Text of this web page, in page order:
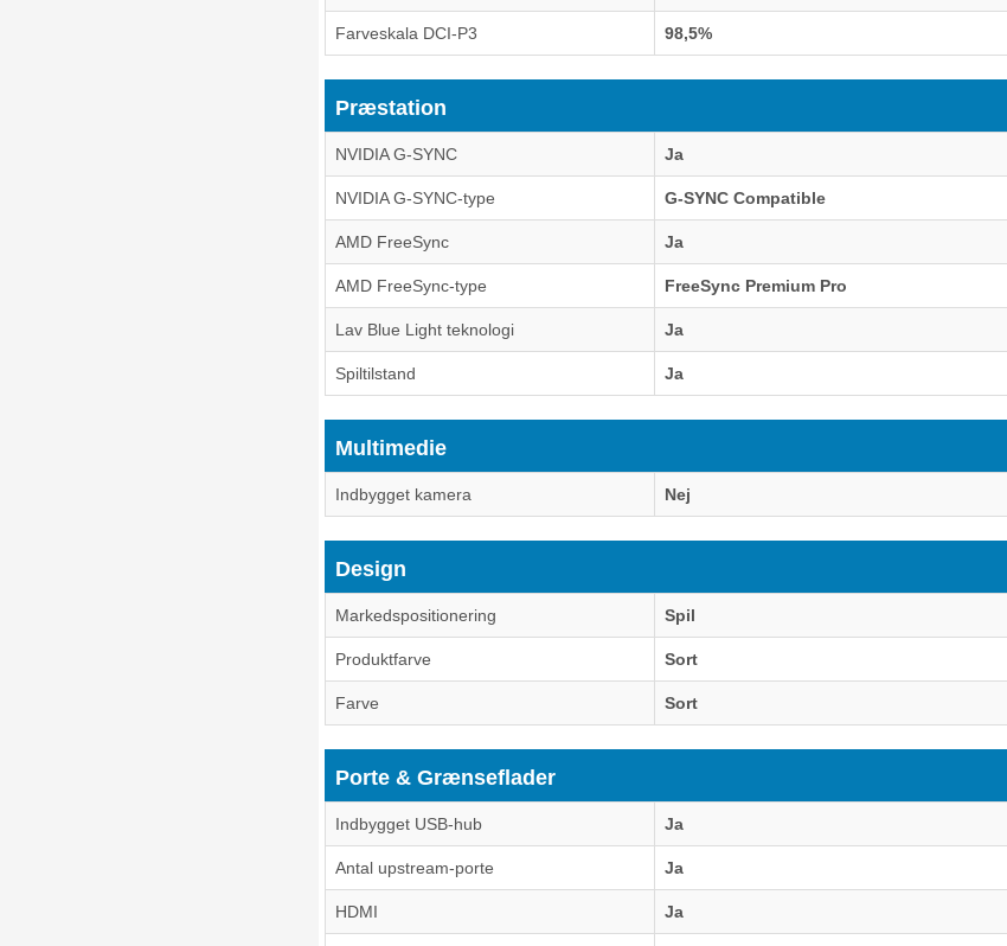
Farveskala DCI-P3 98,5%
Præstation
NVIDIA G-SYNC Ja
NVIDIA G-SYNC-type G-SYNC Compatible
AMD FreeSync Ja
AMD FreeSync-type FreeSync Premium Pro
Lav Blue Light teknologi Ja
Spiltilstand Ja
Multimedie
Indbygget kamera Nej
Design
Markedspositionering Spil
Produktfarve Sort
Farve Sort
Porte & Grænseflader
Indbygget USB-hub Ja
Antal upstream-porte Ja
HDMI Ja